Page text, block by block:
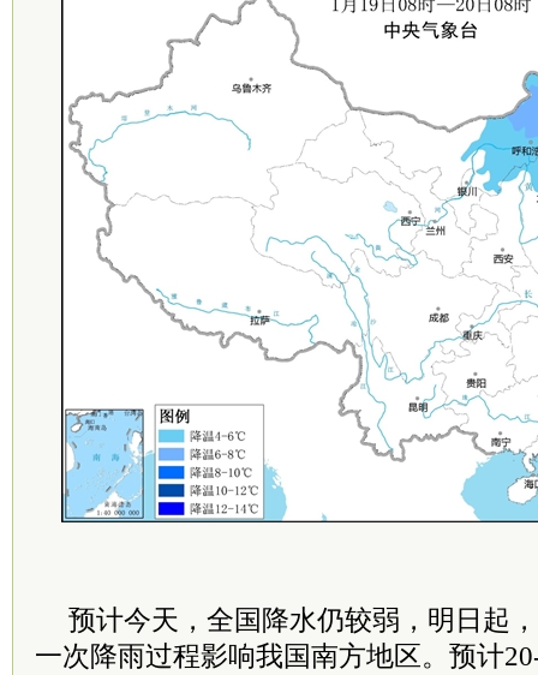
预计今天，全国降水仍较弱，明日起
一次降雨过程影响我国南方地区。预计